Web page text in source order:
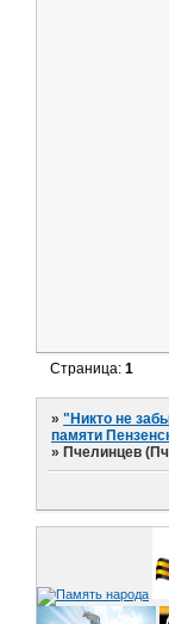
Страница:1
»"Никто не
памяти
» Пчелинцев